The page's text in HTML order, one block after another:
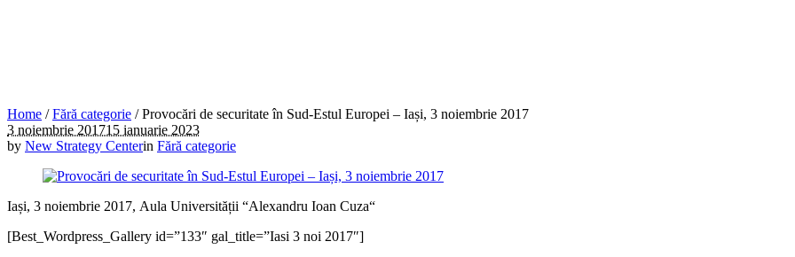
Home /Fără categorie /Provocări de securitate în Sud-Estul Europei – Iași, 3 noiembrie 2017
3 noiembrie 201715 ianuarie 2023
by New Strategy Centerin Fără categorie
Iași, 3 noiembrie 2017, Aula Universității “Alexandru Ioan Cuza“
[Best_Wordpress_Gallery id=”133″ gal_title=”Iasi 3 noi 2017″]